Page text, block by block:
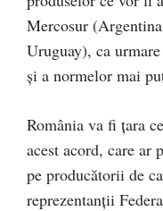
Mercosur
Uruguay), ca
și a normelor mai
România va fi țara
acest acord, care ar
pe producătorii de
reprezentanții